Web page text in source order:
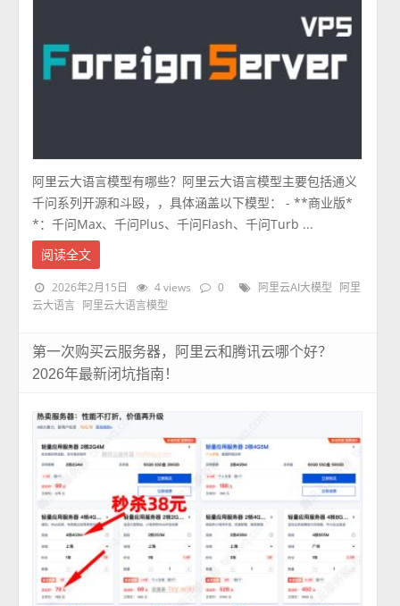
阿里云大语言模型有哪些？阿里云大语言模型主要包括通义
千问系列开源和斗殴，，具体涵盖以下模型： - **商业版*
*：千问Max、千问Plus、千问Flash、千问Turb ...
阅读全文
2026年2月15日 4 views 0 阿里云AI大模型
阿里
云大语言
阿里云大语言模型
第一次购买云服务器，阿里云和腾讯云哪个好？
2026年最新闭坑指南！